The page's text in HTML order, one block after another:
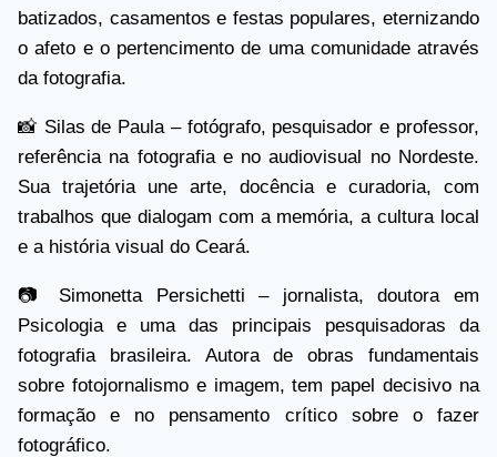
batizados, casamentos e festas populares, eternizando
o afeto e o pertencimento de uma comunidade através
da fotografia.
📸 Silas de Paula – fotógrafo, pesquisador e professor,
referência na fotografia e no audiovisual no Nordeste.
Sua trajetória une arte, docência e curadoria, com
trabalhos que dialogam com a memória, a cultura local
e a história visual do Ceará.
📷 Simonetta Persichetti – jornalista, doutora em
Psicologia e uma das principais pesquisadoras da
fotografia brasileira. Autora de obras fundamentais
sobre fotojornalismo e imagem, tem papel decisivo na
formação e no pensamento crítico sobre o fazer
fotográfico.